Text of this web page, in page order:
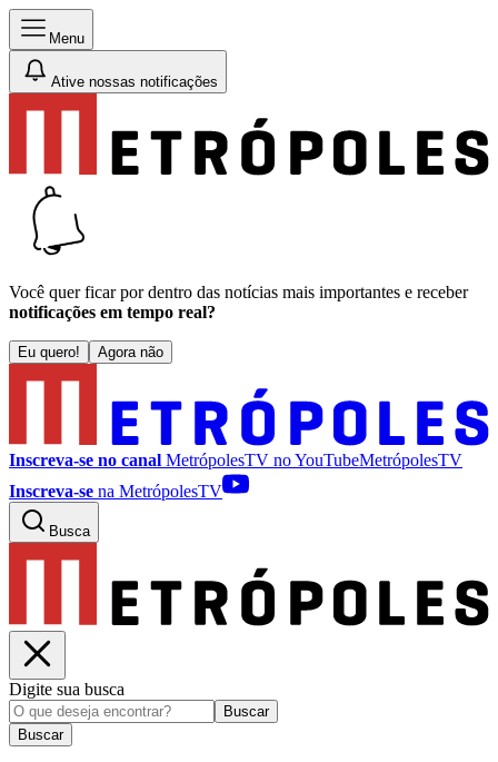
Menu
Ative nossas notificações
Você quer ficar por dentro das notícias mais importantes e receber
notificações em tempo real?
Eu quero! Agora não
Inscreva-se no canal MetrópolesTV noYouTubeMetrópolesTV
Inscreva-se na MetrópolesTV
Busca
Digite sua busca
Buscar
Buscar